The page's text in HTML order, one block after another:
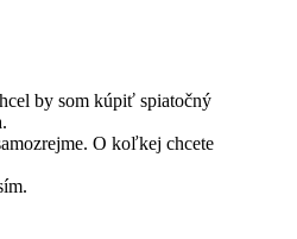
by som kúpiť spiatočný
O koľkej chcete